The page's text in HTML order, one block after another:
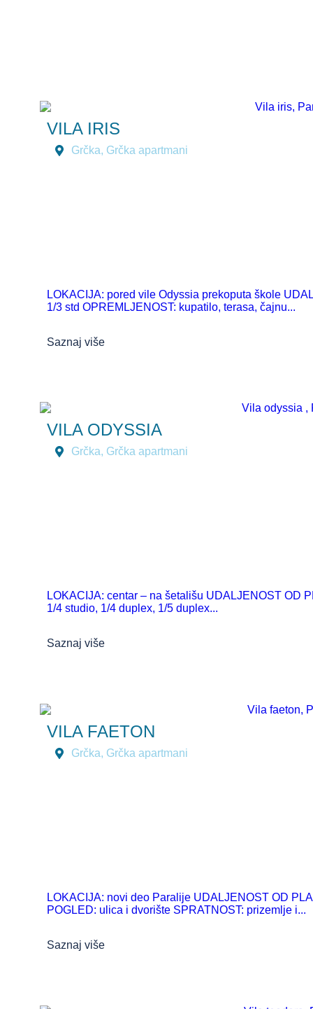
VILA IRIS
Grčka, Grčka apartmani
LOKACIJA: pored vile Odyssia prekoputa škole
1/3 std OPREMLJENOST: kupatilo, terasa, čajnu...
Saznaj više
VILA ODYSSIA
Grčka, Grčka apartmani
LOKACIJA: centar – na šetališu UDALJENOST OD
1/4 studio, 1/4 duplex, 1/5 duplex...
Saznaj više
VILA FAETON
Grčka, Grčka apartmani
LOKACIJA: novi deo Paralije UDALJENOST OD
POGLED: ulica i dvorište SPRATNOST: prizemlje i...
Saznaj više